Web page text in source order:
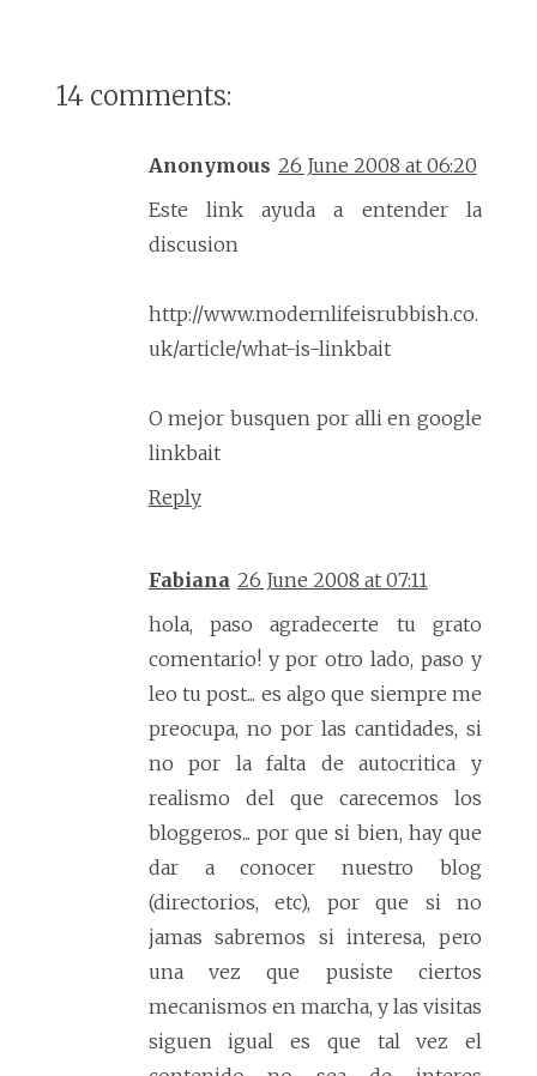
14 comments:
Anonymous 26 June 2008 at 06:20
Este link ayuda a entender la
discusion
http://www.modernlifeisrubbish.co.
uk/article/what-is-linkbait
O mejor busquen por alli en google
linkbait
Reply
Fabiana 26 June 2008 at 07:11
hola, paso agradecerte tu grato
comentario! y por otro lado, paso y
leo tu post... es algo que siempre me
preocupa, no por las cantidades, si
no por la falta de autocritica y
realismo del que carecemos los
bloggeros... por que si bien, hay que
dar a conocer nuestro blog
(directorios, etc), por que si no
jamas sabremos si interesa, pero
una vez que pusiste ciertos
mecanismos en marcha, y las visitas
siguen igual es que tal vez el